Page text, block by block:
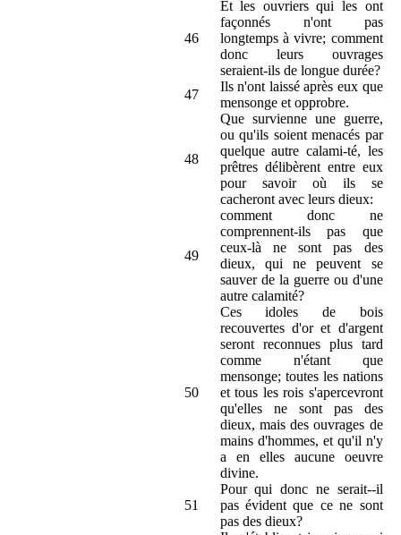
46
Et les ouvriers qui les ont
façonnés n'ont pas
longtemps à vivre; comment
donc leurs ouvrages
seraient-ils de longue durée?
47
Ils n'ont laissé après eux que
mensonge et opprobre.
48
Que survienne une guerre,
ou qu'ils soient menacés par
quelque autre calami-té, les
prêtres délibèrent entre eux
pour savoir où ils se
cacheront avec leurs dieux:
49
comment donc ne
comprennent-ils pas que
ceux-là ne sont pas des
dieux, qui ne peuvent se
sauver de la guerre ou d'une
autre calamité?
50
Ces idoles de bois
recouvertes d'or et d'argent
seront reconnues plus tard
comme n'étant que
mensonge; toutes les nations
et tous les rois s'apercevront
qu'elles ne sont pas des
dieux, mais des ouvrages de
mains d'hommes, et qu'il n'y
a en elles aucune oeuvre
divine.
51
Pour qui donc ne serait--il
pas évident que ce ne sont
pas des dieux?